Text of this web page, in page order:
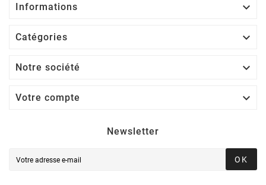
Informations 
Catégories 
Notre société 
Votre compte 
Newsletter
OK